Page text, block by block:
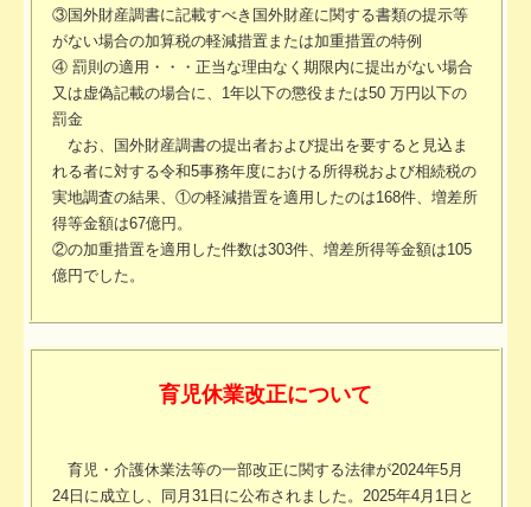
③国外財産調書に記載すべき国外財産に関する書類の提示等
がない場合の加算税の軽減措置または加重措置の特例
④ 罰則の適用・・・正当な理由なく期限内に提出がない場合
又は虚偽記載の場合に、1年以下の懲役または50 万円以下の
罰金
なお、国外財産調書の提出者および提出を要すると見込ま
れる者に対する令和5事務年度における所得税および相続税の
実地調査の結果、①の軽減措置を適用したのは168件、増差所
得等金額は67億円。
②の加重措置を適用した件数は303件、増差所得等金額は105
億円でした。
育児休業改正について
育児・介護休業法等の一部改正に関する法律が2024年5月
24日に成立し、同月31日に公布されました。2025年4月1日と